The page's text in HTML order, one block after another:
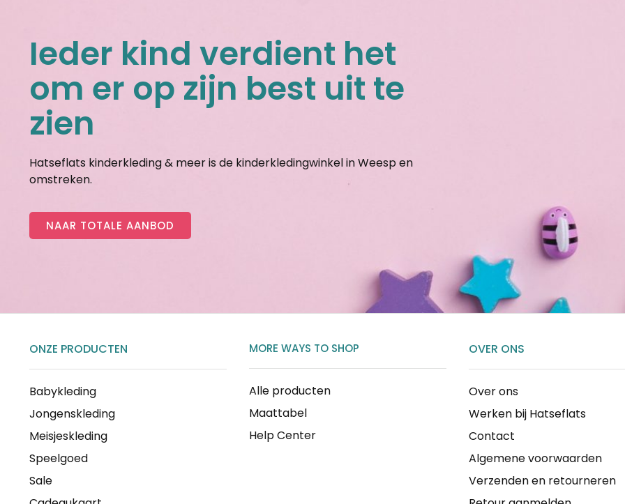
Ieder kind verdient het
om er op zijn best uit te
zien
Hatseflats kinderkleding & meer is de kinderkledingwinkel in Weesp en
omstreken.
NAAR TOTALE AANBOD
ONZE PRODUCTEN
Babykleding
Jongenskleding
Meisjeskleding
Speelgoed
Sale
MORE WAYS TO SHOP
Alle producten
Maattabel
Help Center
OVER ONS
Over ons
Werken bij Hatseflats
Contact
Algemene voorwaarden
Verzenden en retourneren